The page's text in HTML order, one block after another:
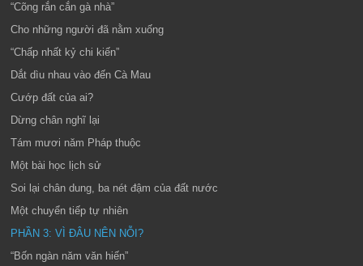
“Cõng rắn cắn gà nhà”
Cho những người đã nằm xuống
“Chấp nhất kỷ chi kiến”
Dắt dìu nhau vào đến Cà Mau
Cướp đất của ai?
Dừng chân nghĩ lại
Tám mươi năm Pháp thuộc
Một bài học lịch sử
Soi lại chân dung, ba nét đậm của đất nước
Một chuyển tiếp tự nhiên
PHẦN 3: VÌ ĐÂU NÊN NỖI?
“Bốn ngàn năm văn hiến”